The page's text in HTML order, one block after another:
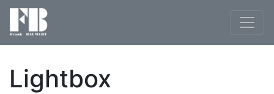
Lightbox